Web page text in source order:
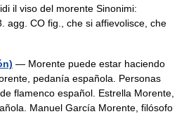
il viso del morente Sinonimi:
agg. CO fig., che si affievolisce, che
— Morente puede estar haciendo
pedanía española. Personas
flamenco español. Estrella Morente,
Manuel García Morente, filósofo